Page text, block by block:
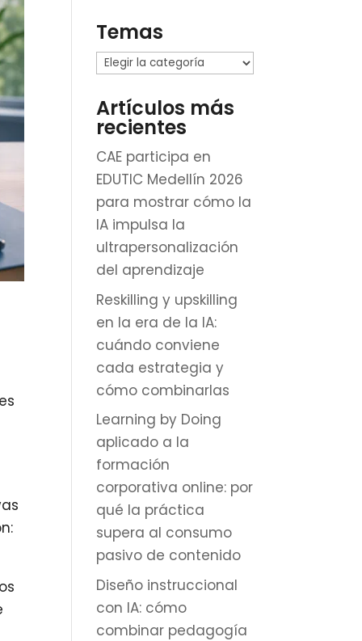
Temas
Temas
Artículos más
recientes
CAE participa en
EDUTIC Medellín 2026
para mostrar cómo la
IA impulsa la
ultrapersonalización
del aprendizaje
Reskilling y upskilling
en la era de la IA:
cuándo conviene
cada estrategia y
cómo combinarlas
Learning by Doing
aplicado a la
formación
corporativa online: por
qué la práctica
supera al consumo
pasivo de contenido
Diseño instruccional
con IA: cómo
combinar pedagogía